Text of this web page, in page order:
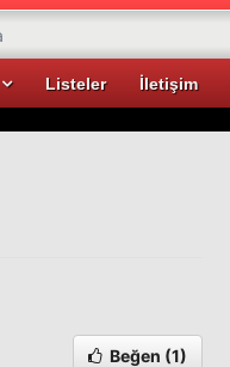
Listeler İletişim
Beğen (1)